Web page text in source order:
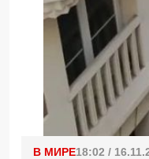
В МИРЕ18:02 /